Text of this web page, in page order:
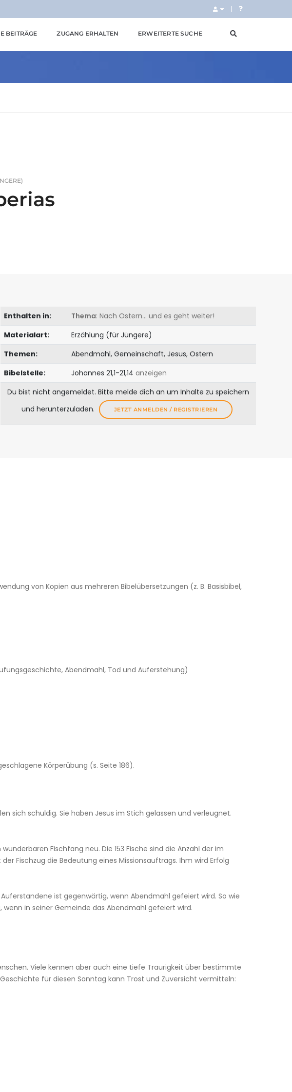
BEITRÄGE ZUGANG ERHALTEN ERWEITERTE SUCHE
Enthalten in: Thema: Nach Ostern... und es geht weiter!
Materialart:
Erzählung (für Jüngere)
Themen:
Abendmahl, Gemeinschaft, Jesus, Ostern
Bibelstelle:
Johannes 21,1-21,14anzeigen
Du bist nicht angemeldet. Bitte melde dich an um Inhalte zu speichern
und herunterzuladen.
JETZT ANMELDEN / REGISTRIEREN
von Kopien aus mehreren Bibelübersetzungen (z. B. Basisbibel,
Abendmahl, Tod und Auferstehung)
Körperübung (s. Seite 186).
sich schuldig. Sie haben Jesus im Stich gelassen und verleugnet.
Fischfang neu. Die 153 Fische sind die Anzahl der im
Fischzug die Bedeutung eines Missionsauftrags. Ihm wird Erfolg
ist gegenwärtig, wenn Abendmahl gefeiert wird. So wie
in seiner Gemeinde das Abendmahl gefeiert wird.
Viele kennen aber auch eine tiefe Traurigkeit über bestimmte
für diesen Sonntag kann Trost und Zuversicht vermitteln: